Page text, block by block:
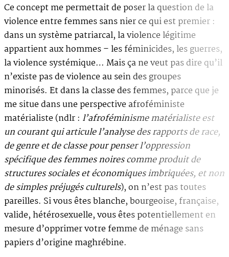
Ce concept me permettait de poser la question de la
violence entre femmes sans nier ce qui est premier :
dans un système patriarcal, la violence légitime
appartient aux hommes – les féminicides, les guerres,
la violence systémique… Mais ça ne veut pas dire qu’il
n’existe pas de violence au sein des groupes
minorisés. Et dans la classe des femmes, parce que je
me situe dans une perspective afroféministe
matérialiste (ndlr : l’afroféminisme matérialiste est
un courant qui articule l’analyse des rapports de race,
de genre et de classe pour penser l’oppression
spécifique des femmes noires comme produit de
structures sociales et économiques imbriquées, et non
de simples préjugés culturels), on n’est pas toutes
pareilles. Si vous êtes blanche, bourgeoise, française,
valide, hétérosexuelle, vous êtes potentiellement en
mesure d’opprimer votre femme de ménage sans
papiers d’origine maghrébine.